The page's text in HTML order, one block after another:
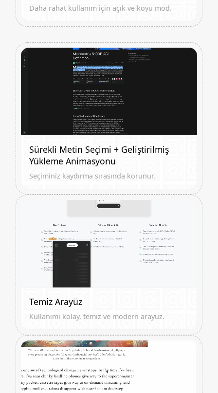
Daha rahat kullanım için açık ve koyu mod.
Sürekli Metin Seçimi + Geliştirilmiş
Yükleme Animasyonu
Seçiminiz kaydırma sırasında korunur.
Temiz Arayüz
Kullanımı kolay, temiz ve modern arayüz.